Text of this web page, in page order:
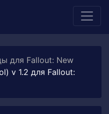
для Fallout: New
v 1.2 для Fallout: